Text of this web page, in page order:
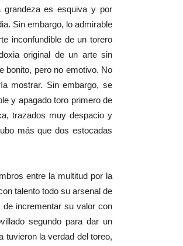
es esquiva y por
Sin embargo, lo admirable
inconfundible de un torero
original de un arte sin
bonito, pero no emotivo. No
mostrar. Sin embargo, se
y apagado toro primero de
trazados muy despacio y
más que dos estocadas
entre la multitud por la
talento todo su arsenal de
incrementar su valor con
segundo para dar un
tuvieron la verdad del toreo,